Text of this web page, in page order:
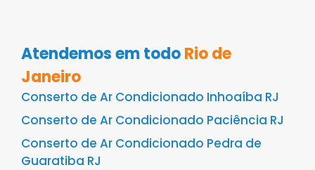
Atendemos em todoRio de
Janeiro
Conserto de Ar Condicionado Inhoaíba RJ
Conserto de Ar Condicionado Paciência RJ
Conserto de Ar Condicionado Pedra de
Guaratiba RJ